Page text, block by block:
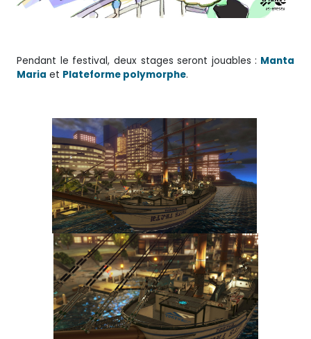
Pendant le festival, deux stages seront jouables : Manta
Maria et Plateforme polymorphe.